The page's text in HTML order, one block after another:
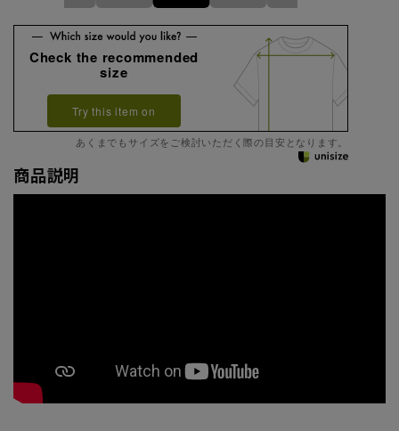
Check the recommended
size
Try this item on
あくまでもサイズをご検討いただく際の目安となります。
商品説明